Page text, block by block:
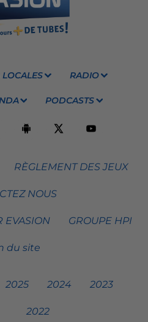
LOCALES RADIO
PODCASTS
RÈGLEMENT DES JEUX
NOUS
EVASION GROUPE HPI
du site
2025 2024 2023
2022